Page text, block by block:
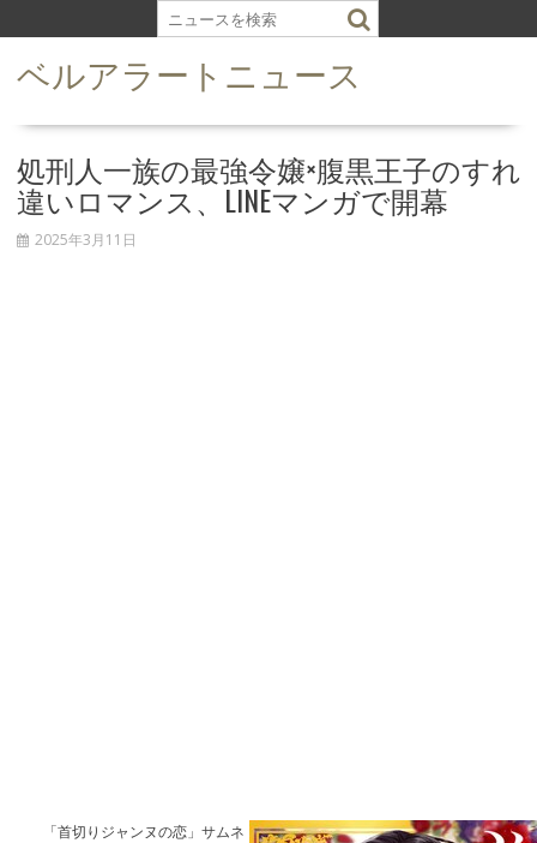
k
ベルアラートニュース
処刑人一族の最強令嬢×腹黒王子のすれ
違いロマンス、LINEマンガで開幕
2025年3月11日
「首切りジャンヌの恋」サムネ